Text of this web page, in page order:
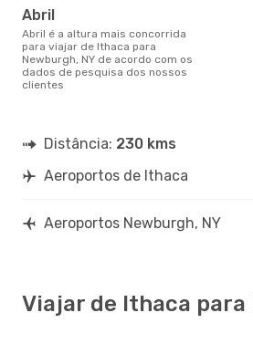
abril
abril é a altura mais concorrida
para viajar de Ithaca para
Newburgh, NY de acordo com os
dados de pesquisa dos nossos
clientes
Distância: 230 kms
Aeroportos de Ithaca
Aeroportos Newburgh, NY
Viajar de Ithaca para